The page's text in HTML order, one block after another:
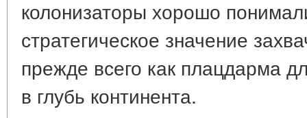
колонизаторы хорошо
стратегическое значение
прежде всего как плацдарма
в глубь континента.